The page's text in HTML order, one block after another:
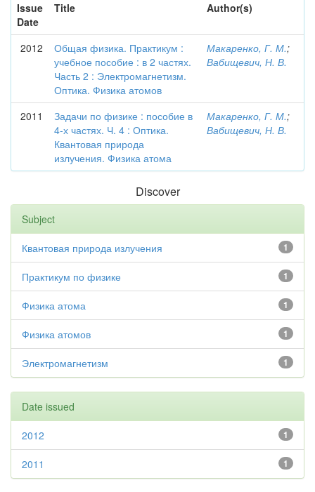
Issue
Date
Title Author(s)
2012
Общая физика. Практикум :
учебное пособие : в 2 частях.
Часть 2 : Электромагнетизм.
Оптика. Физика атомов
Макаренко, Г. М.;
Вабищевич, Н. В.
2011
Задачи по физике : пособие в
4-х частях. Ч. 4 : Оптика.
Квантовая природа
излучения. Физика атома
Макаренко, Г. М.;
Вабищевич, Н. В.
Discover
Subject
1
Квантовая природа излучения
1
Практикум по физике
1
Физика атома
1
Физика атомов
1
Электромагнетизм
Date issued
1
2012
1
2011